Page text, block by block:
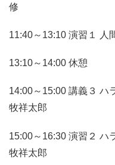
修
11:40～13:10 演習１ 人
13:10～14:00 休憩
14:00～15:00 講義３ ハ
牧祥太郎
15:00～16:30 演習２ ハ
牧祥太郎